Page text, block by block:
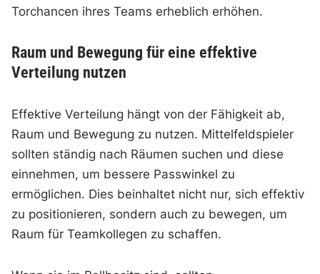
Torchancen ihres Teams erheblich erhöhen.
Raum und Bewegung für eine effektive
Verteilung nutzen
Effektive Verteilung hängt von der Fähigkeit ab,
Raum und Bewegung zu nutzen. Mittelfeldspieler
sollten ständig nach Räumen suchen und diese
einnehmen, um bessere Passwinkel zu
ermöglichen. Dies beinhaltet nicht nur, sich effektiv
zu positionieren, sondern auch zu bewegen, um
Raum für Teamkollegen zu schaffen.